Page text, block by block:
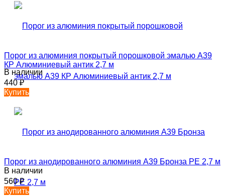
Порог из алюминия покрытый порошковой эмалью А39
КР Алюминиевый антик 2,7 м
В наличии
440₽
Купить
Порог из анодированного алюминия А39 Бронза РЕ 2,7 м
В наличии
560₽
Купить